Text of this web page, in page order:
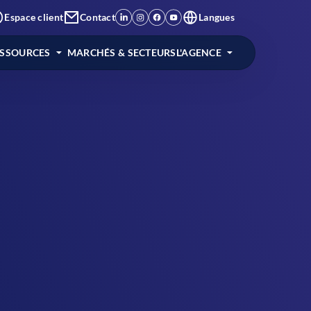
Espace client Contact Langues
MARCHÉS & SECTEURSL'AGENCE